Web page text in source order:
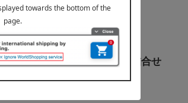
送料込み
高座豚 ロース赤味噌漬詰合せ
税込 5,400 円